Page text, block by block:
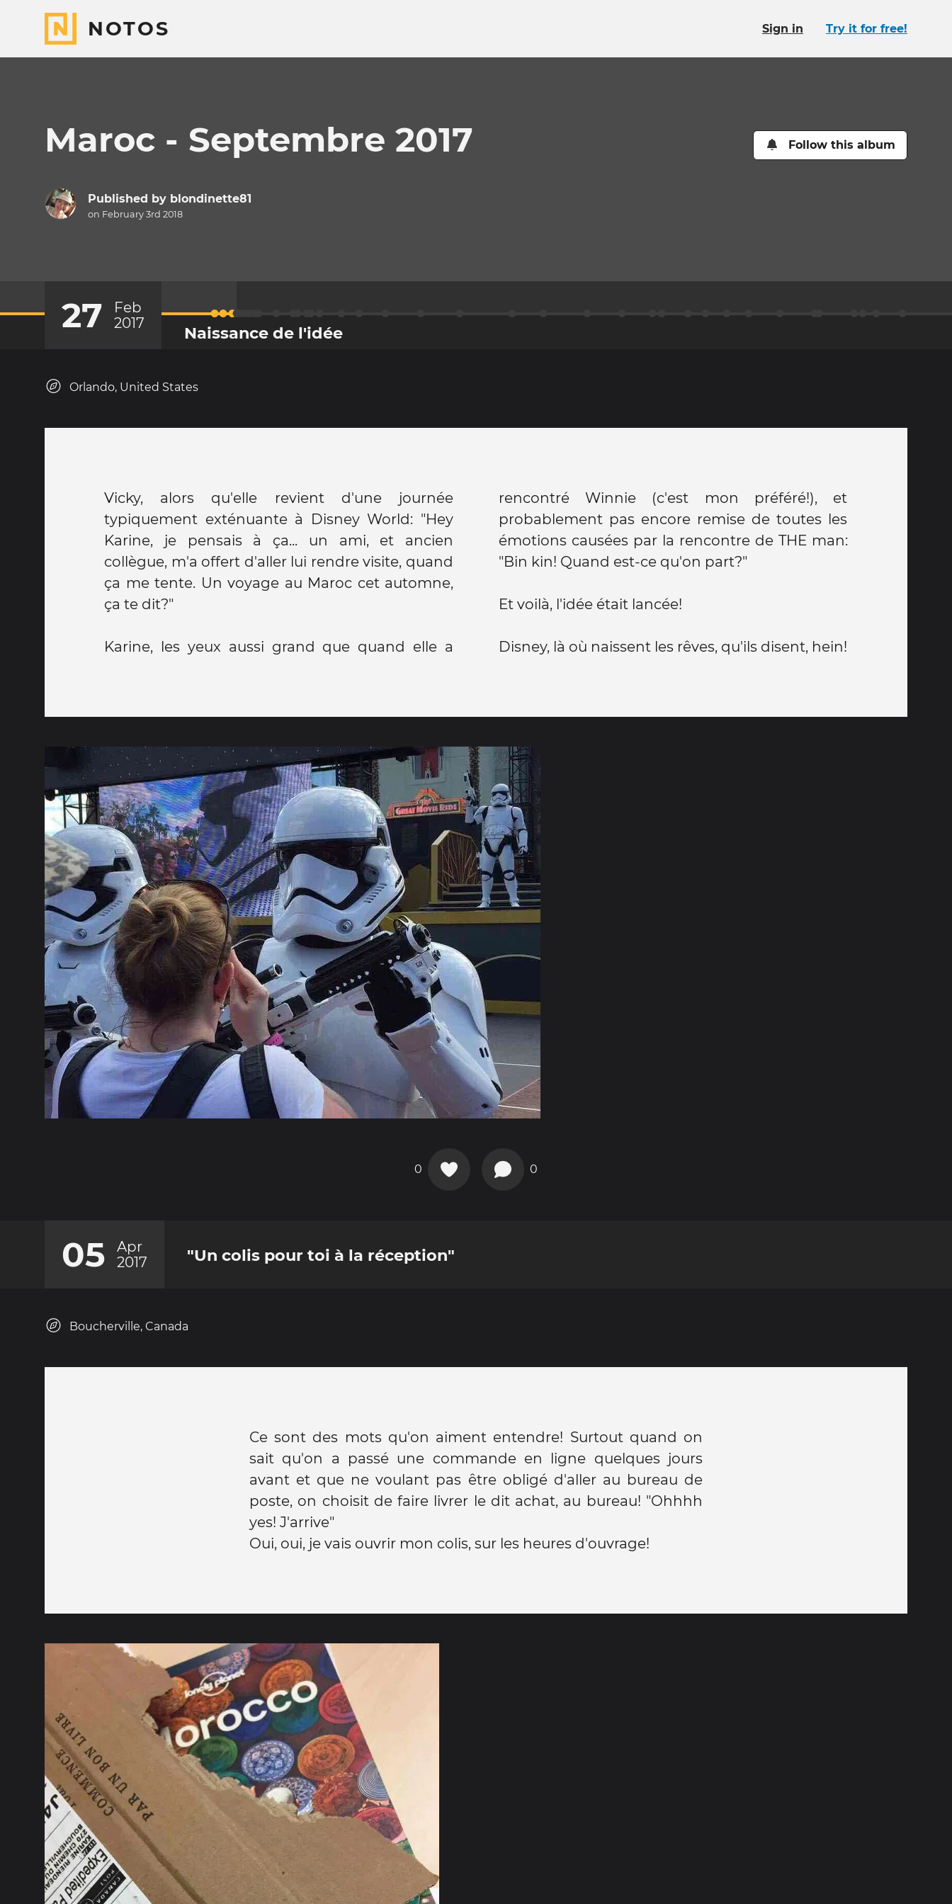
NOTOS Sign in Try it for free!
Maroc - Septembre 2017 Follow this album
Published by blondinette81
on February 3rd 2018
27
Feb
2017
Naissance de l'idée
Orlando, United States
Vicky, alors qu'elle revient d'une journée
typiquement exténuante à Disney World: "Hey
Karine, je pensais à ça... un ami, et ancien
collègue, m'a offert d'aller lui rendre visite, quand
ça me tente. Un voyage au Maroc cet automne,
ça te dit?"
Karine, les yeux aussi grand que quand elle a
rencontré Winnie (c'est mon préféré!), et
probablement pas encore remise de toutes les
émotions causées par la rencontre de THE man:
"Bin kin! Quand est-ce qu'on part?"
Et voilà, l'idée était lancée!
Disney, là où naissent les rêves, qu'ils disent, hein!
0 0
05
Apr
2017
"Un colis pour toi à la réception"
Boucherville, Canada
Ce sont des mots qu'on aiment entendre! Surtout quand on
sait qu'on a passé une commande en ligne quelques jours
avant et que ne voulant pas être obligé d'aller au bureau de
poste, on choisit de faire livrer le dit achat, au bureau! "Ohhhh
yes! J'arrive"
Oui, oui, je vais ouvrir mon colis, sur les heures d'ouvrage!